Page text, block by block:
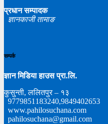
प्रधान सम्पादक
ज्ञानकाजी तामाङ
सम्पर्क
ज्ञान मिडिया हाउस प्रा.लि.
कुसुन्ती, ललितपुर – १३
9779851183240,9849402653
www.pahilosuchana.com
pahilosuchana@gmail.com